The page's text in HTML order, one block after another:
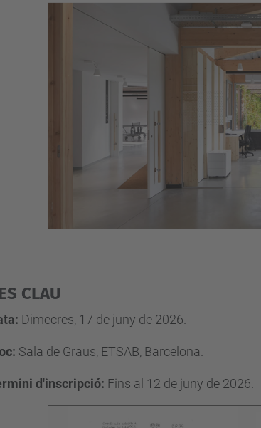
CLAU
Dimecres, 17 de juny de 2026.
Sala de Graus, ETSAB, Barcelona.
d'inscripció: Fins al 12 de juny de 2026.